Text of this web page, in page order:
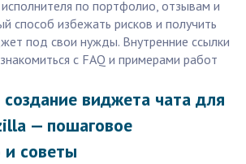
по портфолио, отзывам и
способ избежать рисков и получить
под свои нужды. Внутренние ссылки
с FAQ и примерами работ
создание виджета чата для
— пошаговое
и советы